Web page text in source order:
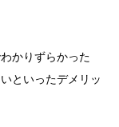
かりずらかった
といったデメリッ